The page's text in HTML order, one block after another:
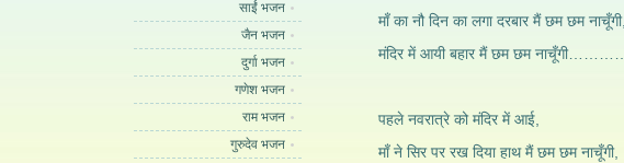
साईं भजन
जैन भजन
दुर्गा भजन
गणेश भजन
राम भजन
गुरुदेव भजन
माँ का नौ दिन का लगा दरबार मैं छम छम नाचूँगी,
मंदिर में आयी बहार मैं छम छम नाचूँगी…………
पहले नवरात्रे को मंदिर में आई,
माँ ने सिर पर रख दिया हाथ मैं छम छम नाचूँगी,